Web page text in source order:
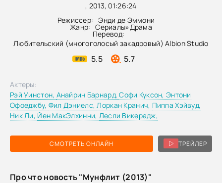
, 2013, 01:26:24
Режиссер: Энди де Эммони
Жанр: Сериалы»Драма
Перевод:
Любительский (многоголосый закадровый) Albion Studio
5.5 5.7
СМОТРЕТЬ ОНЛАЙН ТРЕЙЛЕР
Актеры:
Рэй Уинстон, Анайрин Барнард,Софи Куксон,Энтони
Офоеджбу, Фил Дэниелс,Лоркан Кранич, Пиппа Хэйвуд,
Ник Ли, Йен МакЭлхинни, Лесли Викерадж,
Про что новость "Мунфлит (2013)"